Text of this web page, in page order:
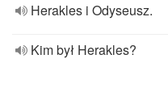
Herakles i Odyseusz.
Kim był Herakles?